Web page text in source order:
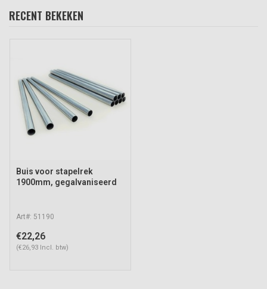
RECENT BEKEKEN
Buis voor stapelrek
1900mm, gegalvaniseerd
Art#: 51190
€22,26
(€26,93 Incl. btw)